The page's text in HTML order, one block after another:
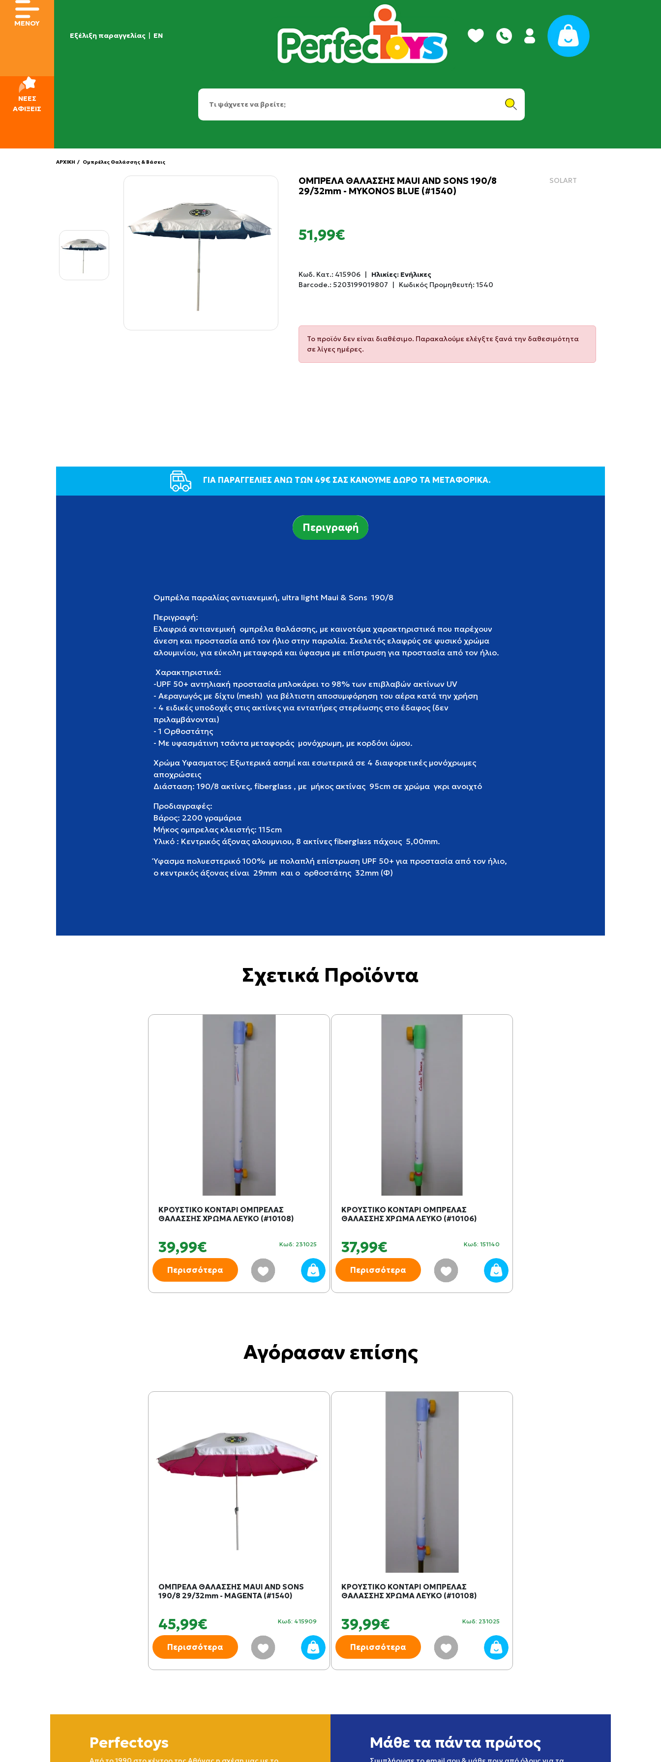
Εξέλιξη παραγγελίας | EN
ΜΕΝΟΥ
ΝΕΕΣ
ΑΦΙΞΕΙΣ
ΑΡΧΙΚΗ / Ομπρέλες Θαλάσσης & Βάσεις
ΟΜΠΡΕΛΑ ΘΑΛΑΣΣΗΣ MAUI AND SONS 190/8
29/32mm - MYKONOS BLUE (#1540)
SOLART
51,99€
Κωδ. Κατ.: 415906 |
Ηλικίες: Ενήλικες
Barcode.: 5203199019807 | Κωδικός Προμηθευτή: 1540
Το προϊόν δεν είναι διαθέσιμο. Παρακαλούμε ελέγξτε ξανά την δαθεσιμότητα
σε λίγες ημέρες.
ΓΙΑ ΠΑΡΑΓΓΕΛΙΕΣ ΑΝΩ ΤΩΝ 49€ ΣΑΣ ΚΑΝΟΥΜΕ ΔΩΡΟ ΤΑ ΜΕΤΑΦΟΡΙΚΑ.
Περιγραφή
Ομπρέλα παραλίας αντιανεμική, ultra light Maui & Sons 190/8
Περιγραφή:
Ελαφριά αντιανεμική ομπρέλα θαλάσσης, με καινοτόμα χαρακτηριστικά που παρέχουν
άνεση και προστασία από τον ήλιο στην παραλία. Σκελετός ελαφρύς σε φυσικό χρώμα
αλουμινίου, για εύκολη μεταφορά και ύφασμα με επίστρωση για προστασία από τον ήλιο.
Χαρακτηριστικά:
-UPF 50+ αντηλιακή προστασία μπλοκάρει το 98% των επιβλαβών ακτίνων UV
- Αεραγωγός με δίχτυ (mesh) για βέλτιστη αποσυμφόρηση του αέρα κατά την χρήση
- 4 ειδικές υποδοχές στις ακτίνες για εντατήρες στερέωσης στο έδαφος (δεν
πριλαμβάνονται)
- 1 Ορθοστάτης
- Με υφασμάτινη τσάντα μεταφοράς μονόχρωμη, με κορδόνι ώμου.
Χρώμα Υφασματος: Εξωτερικά ασημί και εσωτερικά σε 4 διαφορετικές μονόχρωμες
αποχρώσεις
Διάσταση: 190/8 ακτίνες, fiberglass , με μήκος ακτίνας 95cm σε χρώμα γκρι ανοιχτό
Προδιαγραφές:
Βάρος: 2200 γραμάρια
Μήκος ομπρελας κλειστής: 115cm
Υλικό : Κεντρικός άξονας αλουμνιου, 8 ακτίνες fiberglass πάχους 5,00mm.
Ύφασμα πολυεστερικό 100% με πολαπλή επίστρωση UPF 50+ για προστασία από τον ήλιο,
ο κεντρικός άξονας είναι 29mm και ο ορθοστάτης 32mm (Φ)
Σχετικά Προϊόντα
ΚΡΟΥΣΤΙΚΟ ΚΟΝΤΑΡΙ ΟΜΠΡΕΛΑΣ
ΘΑΛΑΣΣΗΣ ΧΡΩΜΑ ΛΕΥΚΟ (#10108)
39,99€ Κωδ: 231025
Περισσότερα
ΚΡΟΥΣΤΙΚΟ ΚΟΝΤΑΡΙ ΟΜΠΡΕΛΑΣ
ΘΑΛΑΣΣΗΣ ΧΡΩΜΑ ΛΕΥΚΟ (#10106)
37,99€ Κωδ: 151140
Περισσότερα
Αγόρασαν επίσης
ΟΜΠΡΕΛΑ ΘΑΛΑΣΣΗΣ MAUI AND SONS
190/8 29/32mm - MAGENTA (#1540)
45,99€ Κωδ: 415909
Περισσότερα
ΚΡΟΥΣΤΙΚΟ ΚΟΝΤΑΡΙ ΟΜΠΡΕΛΑΣ
ΘΑΛΑΣΣΗΣ ΧΡΩΜΑ ΛΕΥΚΟ (#10108)
39,99€ Κωδ: 231025
Περισσότερα
Perfectoys Μάθε τα πάντα πρώτος